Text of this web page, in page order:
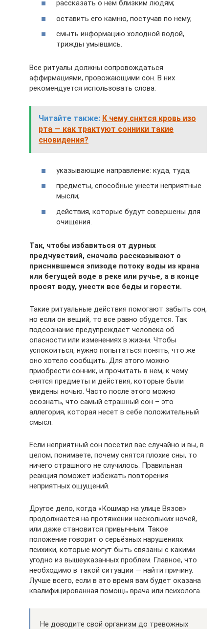
рассказать о нем близким людям;
оставить его камню, постучав по нему;
смыть информацию холодной водой,
трижды умывшись.
Все ритуалы должны сопровождаться
аффирмациями, провожающими сон. В них
рекомендуется использовать слова:
Читайте также: К чему снится кровь изо
рта — как трактуют сонники такие
сновидения?
указывающие направление: куда, туда;
предметы, способные унести неприятные
мысли;
действия, которые будут совершены для
очищения.
Так, чтобы избавиться от дурных
предчувствий, сначала рассказывают о
приснившемся эпизоде потоку воды из крана
или бегущей воде в реке или ручье, а в конце
просят воду, унести все беды и горести.
Такие ритуальные действия помогают забыть сон,
но если он вещий, то все равно сбудется. Так
подсознание предупреждает человека об
опасности или изменениях в жизни. Чтобы
успокоиться, нужно попытаться понять, что же
оно хотело сообщить. Для этого можно
приобрести сонник, и прочитать в нем, к чему
снятся предметы и действия, которые были
увидены ночью. Часто после этого можно
осознать, что самый страшный сон – это
аллегория, которая несет в себе положительный
смысл.
Если неприятный сон посетил вас случайно и вы, в
целом, понимаете, почему снятся плохие сны, то
ничего страшного не случилось. Правильная
реакция поможет избежать повторения
неприятных ощущений.
Другое дело, когда «Кошмар на улице Вязов»
продолжается на протяжении нескольких ночей,
или даже становится привычным. Такое
положение говорит о серьёзных нарушениях
психики, которые могут быть связаны с какими
угодно из вышеуказанных проблем. Главное, что
необходимо в такой ситуации — найти причину.
Лучше всего, если в это время вам будет оказана
квалифицированная помощь врача или психолога.
Не доводите свой организм до тревожных